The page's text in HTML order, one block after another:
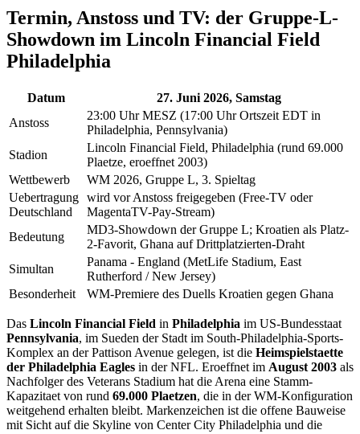
Termin, Anstoss und TV: der Gruppe-L-
Showdown im Lincoln Financial Field
Philadelphia
Datum
27. Juni 2026, Samstag
Anstoss
23:00 Uhr MESZ (17:00 Uhr Ortszeit EDT in
Philadelphia, Pennsylvania)
Stadion
Lincoln Financial Field, Philadelphia (rund 69.000
Plaetze, eroeffnet 2003)
Wettbewerb
WM 2026, Gruppe L, 3. Spieltag
Uebertragung
Deutschland
wird vor Anstoss freigegeben (Free-TV oder
MagentaTV-Pay-Stream)
Bedeutung
MD3-Showdown der Gruppe L; Kroatien als Platz-
2-Favorit, Ghana auf Drittplatzierten-Draht
Simultan
Panama - England (MetLife Stadium, East
Rutherford / New Jersey)
Besonderheit
WM-Premiere des Duells Kroatien gegen Ghana
Das Lincoln Financial Field in Philadelphia im US-Bundesstaat
Pennsylvania, im Sueden der Stadt im South-Philadelphia-Sports-
Komplex an der Pattison Avenue gelegen, ist die Heimspielstaette
der Philadelphia Eagles in der NFL. Eroeffnet im August 2003 als
Nachfolger des Veterans Stadium hat die Arena eine Stamm-
Kapazitaet von rund 69.000 Plaetzen, die in der WM-Konfiguration
weitgehend erhalten bleibt. Markenzeichen ist die offene Bauweise
mit Sicht auf die Skyline von Center City Philadelphia und die